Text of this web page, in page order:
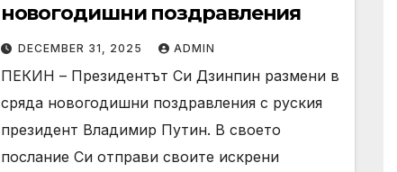
новогодишни поздравления
DECEMBER 31, 2025 ADMIN
ПЕКИН – Президентът Си Дзинпин размени в
сряда новогодишни поздравления с руския
президент Владимир Путин. В своето
послание Си отправи своите искрени